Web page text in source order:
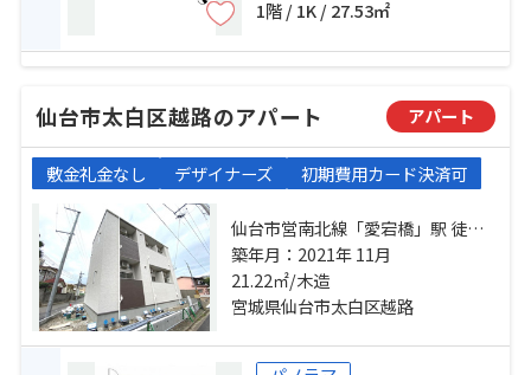
1階 / 1K / 27.53㎡
仙台市太白区越路のアパート アパート
敷金礼金なし デザイナーズ 初期費用カード決済可
仙台市営南北線「愛宕橋」駅 徒歩8
分 仙台市営南北線「河原町」駅 徒
歩14分 仙台市営南北線「五橋」
駅 徒歩14分
築年月：2021年 11月
21.22㎡/木造
宮城県仙台市太白区越路